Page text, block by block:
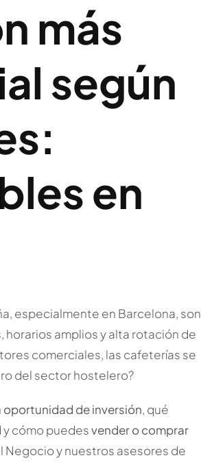
más
según
en
especialmente en Barcelona, son
amplios y alta rotación de
comerciales, las cafeterías se
del sector hostelero?
oportunidad de inversión, qué
cómo puedesvender o comprar
Negocio y nuestros asesores de